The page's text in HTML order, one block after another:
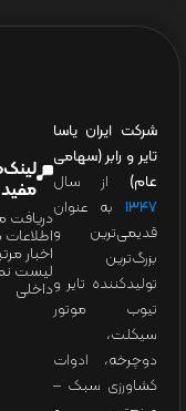
شرکت ایران یاسا
تایر و رابر (سهامی
عام) از سال
۱۳۴۷ به عنوان
قدیمی‌ترین و
بزرگ‌ترین
تولیدکننده تایر و
تیوب موتور
سیکلت،
دوچرخه، ادوات
کشاورزی سبک –
دریافت
اطلاعات
اخبار
لیست
داخلی